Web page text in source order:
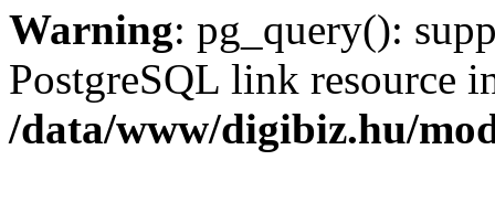
Warning: pg_query():
PostgreSQL link resource
/data/www/digibiz.hu/